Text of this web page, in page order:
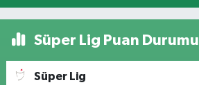
Süper Lig Puan Durumu
Süper Lig